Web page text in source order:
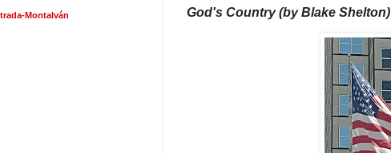
God's Country (by Blake Shelton)
Montalván